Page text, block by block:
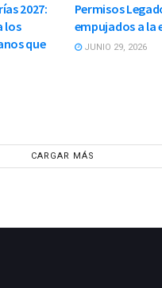
2027:
los
que
Permisos
empujados a la
JUNIO 29, 2026
CARGAR MÁS